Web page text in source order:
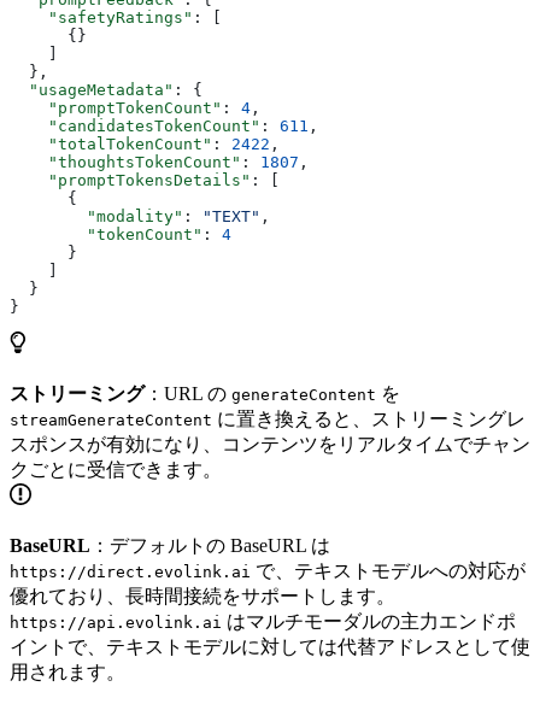
    "safetyRatings"
: [
      {}
  },
  "usageMetadata"
: {
    "promptTokenCount"
: 4 ,
    "candidatesTokenCount"
: 611 ,
    "totalTokenCount"
: 2422 ,
    "thoughtsTokenCount"
: 1807 ,
    "promptTokensDetails"
: [
      {
        "modality"
: "TEXT" ,
        "tokenCount"
: 4
      }
  }
}
ストリーミング：URL の generateContent を
streamGenerateContent に置き換えると、ストリーミングレ
スポンスが有効になり、コンテンツをリアルタイムでチャン
クごとに受信できます。
BaseURL ：デフォルトの BaseURL は
https://direct.evolink.ai で、テキストモデルへの対応が
優れており、長時間接続をサポートします。
https://api.evolink.ai はマルチモーダルの主力エンドポ
イントで、テキストモデルに対しては代替アドレスとして使
用されます。